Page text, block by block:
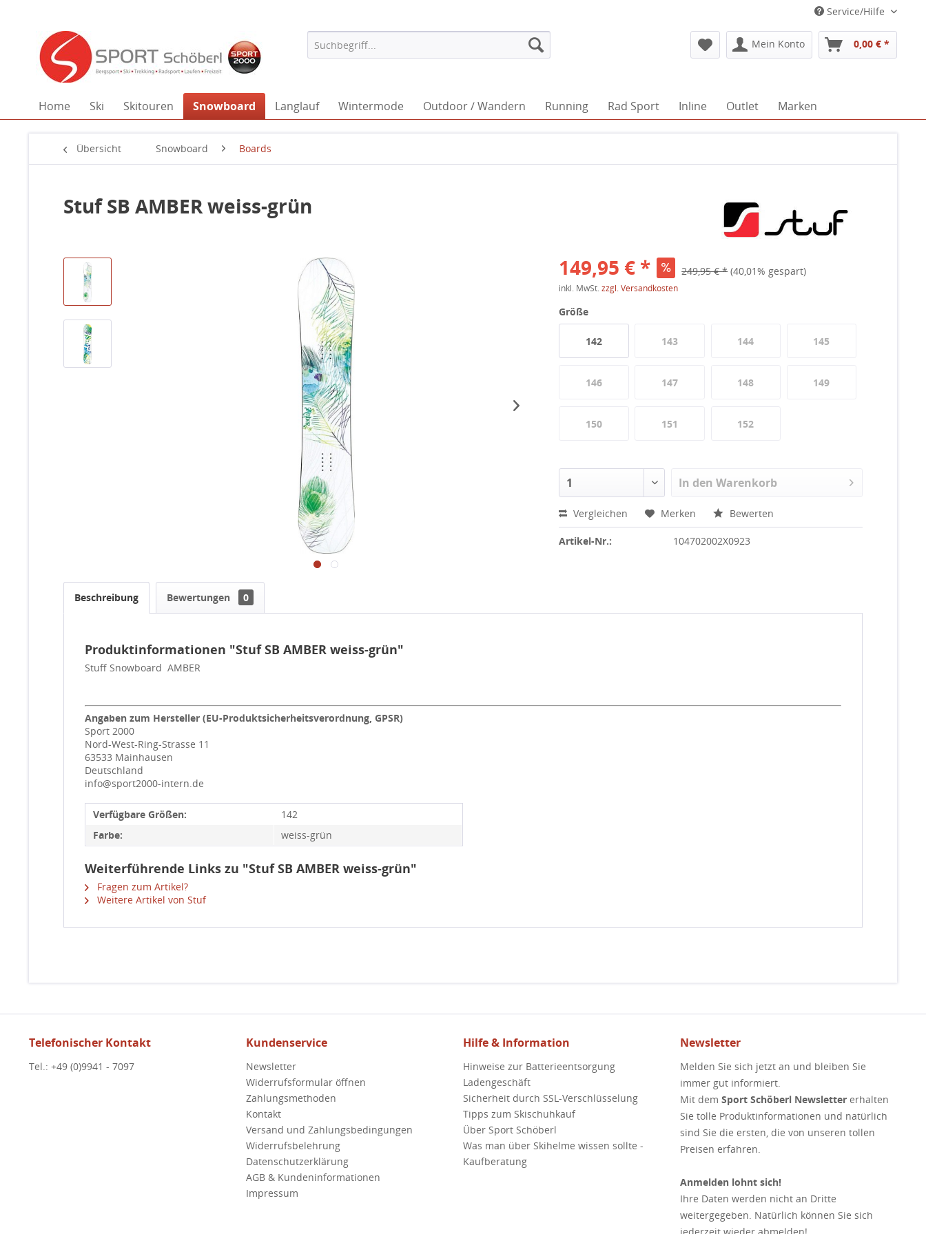
Service/Hilfe
Mein Konto 0,00 € *
Home Ski Skitouren Snowboard Langlauf Wintermode Outdoor / Wandern Running Rad Sport Inline Outlet Marken
Übersicht Snowboard Boards
Stuf SB AMBER weiss-grün
149,95 € * 249,95 € * (40,01% gespart)
inkl. MwSt.zzgl. Versandkosten
Größe
142 143 144 145
146 147 148 149
150 151 152
In den Warenkorb
Vergleichen Merken Bewerten
Artikel-Nr.: 104702002X0923
Beschreibung Bewertungen 0
Produktinformationen "Stuf SB AMBER weiss-grün"
Stuff Snowboard AMBER
Angaben zum Hersteller (EU-Produktsicherheitsverordnung, GPSR)
Sport 2000
Nord-West-Ring-Strasse 11
63533 Mainhausen
Deutschland
info@sport2000-intern.de
Verfügbare Größen:
142
Farbe:
weiss-grün
Weiterführende Links zu "Stuf SB AMBER weiss-grün"
Fragen zum Artikel?
Weitere Artikel von Stuf
Telefonischer Kontakt
Tel.: +49 (0)9941 - 7097
Kundenservice
Newsletter
Widerrufsformular öffnen
Zahlungsmethoden
Kontakt
Versand und Zahlungsbedingungen
Widerrufsbelehrung
Datenschutzerklärung
AGB & Kundeninformationen
Impressum
Hilfe & Information
Hinweise zur Batterieentsorgung
Ladengeschäft
Sicherheit durch SSL-Verschlüsselung
Tipps zum Skischuhkauf
Über Sport Schöberl
Was man über Skihelme wissen sollte -
Kaufberatung
Newsletter
Melden Sie sich jetzt an und bleiben Sie
immer gut informiert.
Mit dem Sport Schöberl Newsletter erhalten
Sie tolle Produktinformationen und natürlich
sind Sie die ersten, die von unseren tollen
Preisen erfahren.
Anmelden lohnt sich!
Ihre Daten werden nicht an Dritte
weitergegeben. Natürlich können Sie sich